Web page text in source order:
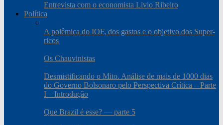
Entrevista com o economista Livio Ribeiro
Política
A polêmica do IOF, dos gastos e o objetivo dos Super-
ricos
Os Chauvinistas
Desmistificando o Mito. Análise de mais de 1000 dias
do Governo Bolsonaro pelo Perspectiva Crítica – Parte
I – Introdução
Que Brazil é esse? — parte 5